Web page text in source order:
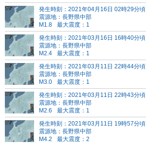
発生時刻：2021年04月16日 02時29分頃
震源地：長野県中部
M1.8
最大震度：1
発生時刻：2021年03月16日 16時40分頃
震源地：長野県中部
M2.4
最大震度：1
発生時刻：2021年03月11日 22時44分頃
震源地：長野県中部
M3.0
最大震度：1
発生時刻：2021年03月11日 22時43分頃
震源地：長野県中部
M2.6
最大震度：1
発生時刻：2021年03月11日 19時57分頃
震源地：長野県中部
M4.2
最大震度：2